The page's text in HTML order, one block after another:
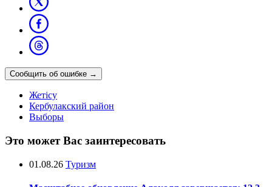
Сообщить об ошибке →
Жетісу
Кербулакский район
Выборы
Это может Вас заинтересовать
01.08.26 Туризм